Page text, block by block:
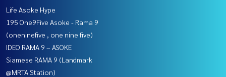
Life Asoke Hype
195 One9Five Asoke - Rama 9
(oneninefive , one nine five)
IDEO RAMA 9 – ASOKE
Siamese RAMA 9 (Landmark
@MRTA Station)